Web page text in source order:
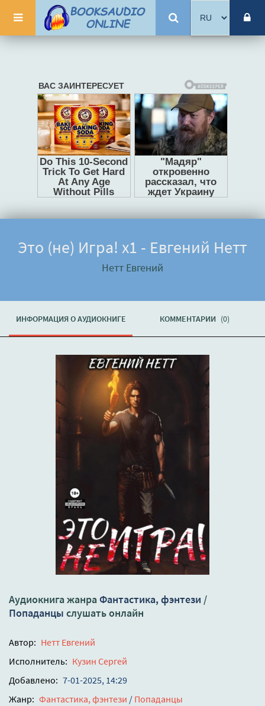
Это (не) Игра! х1 - Евгений Нетт
Нетт Евгений
ИНФОРМАЦИЯ О АУДИОКНИГЕ КОММЕНТАРИИ (0)
Аудиокнига жанра Фантастика, фэнтези /
Попаданцы слушать онлайн
Автор: Нетт Евгений
Исполнитель: Кузин Сергей
Добавлено: 7-01-2025, 14:29
Жанр: Фантастика, фэнтези / Попаданцы